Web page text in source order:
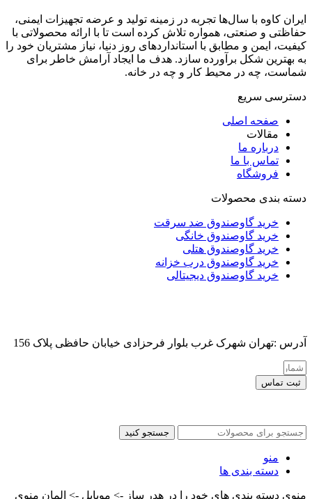
ایران کاوه با سال‌ها تجربه در زمینه تولید و عرضه تجهیزات ایمنی،
حفاظتی و صنعتی، همواره تلاش کرده است تا با ارائه محصولاتی با
کیفیت، ایمن و مطابق با استانداردهای روز دنیا، نیاز مشتریان خود را
به بهترین شکل برآورده سازد. هدف ما ایجاد آرامش خاطر برای
شماست، چه در محیط کار و چه در خانه.
دسترسی سریع
صفحه اصلی
مقالات
درباره ما
تماس با ما
فروشگاه
دسته بندی محصولات
خرید گاوصندوق ضد سرقت
خرید گاوصندوق خانگی
خرید گاوصندوق هتلی
خرید گاوصندوق درب خزانه
خرید گاوصندوق دیجیتالی
آدرس :تهران شهرک غرب بلوار فرحزادی خیابان حافظی پلاک 156
ثبت تماس
جستجو کنید
منو
دسته بندی ها
منوی دسته بندی های خود را در هدر ساز -> موبایل -> المان منوی